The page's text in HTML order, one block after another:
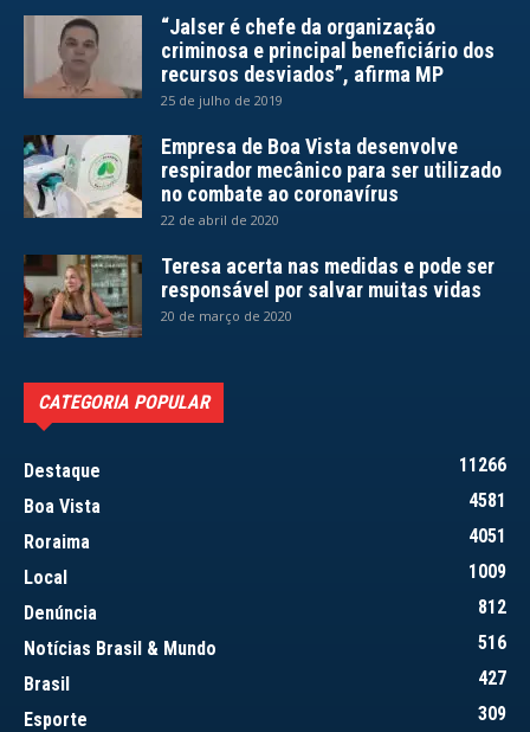
“Jalser é chefe da organização
criminosa e principal beneficiário dos
recursos desviados”, afirma MP
25 de julho de 2019
Empresa de Boa Vista desenvolve
respirador mecânico para ser utilizado
no combate ao coronavírus
22 de abril de 2020
Teresa acerta nas medidas e pode ser
responsável por salvar muitas vidas
20 de março de 2020
CATEGORIA POPULAR
Destaque
11266
Boa Vista
4581
Roraima
4051
Local
1009
Denúncia
812
Notícias Brasil & Mundo
516
Brasil
427
Esporte
309